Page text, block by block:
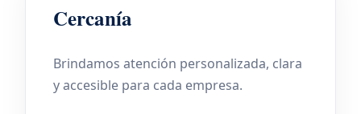
Cercanía
Brindamos atención personalizada, clara
y accesible para cada empresa.